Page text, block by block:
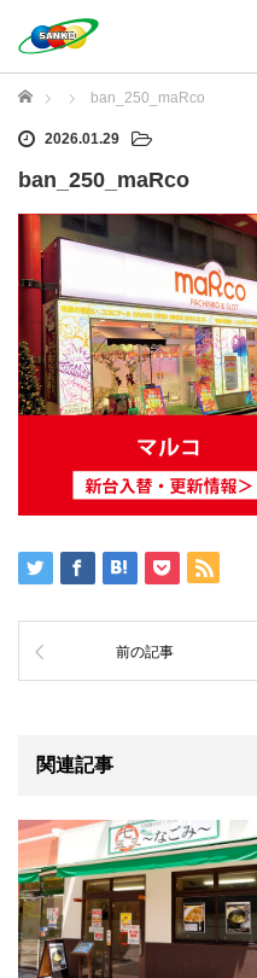
ホーム ban_250_maRco
2026.01.29
ban_250_maRco
前の記事
関連記事